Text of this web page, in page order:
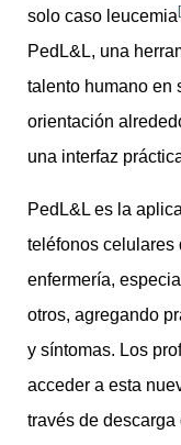
solo caso leucemia
PedL&L, una
talento humano en
orientación
una interfaz
PedL&L es la
teléfonos celulares
enfermería,
otros, agregando
y síntomas. Los
acceder a esta
través de